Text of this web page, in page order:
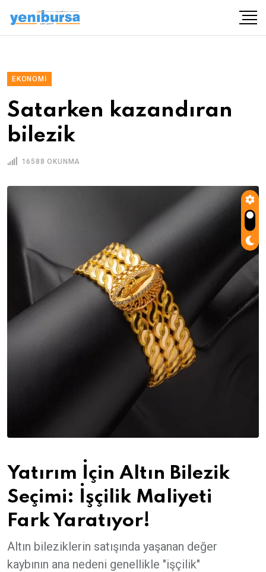
EKONOMI
Satarken kazandıran
bilezik
16588 OKUNMA
Yatırım İçin Altın Bilezik
Seçimi: İşçilik Maliyeti
Fark Yaratıyor!
Altın bileziklerin satışında yaşanan değer
kaybının ana nedeni genellikle "işçilik"